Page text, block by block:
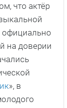
что актёр
официально
на доверии
», в